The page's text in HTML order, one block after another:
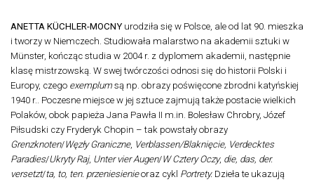
ANETTA KÜCHLER-MOCNY urodziła się w Polsce, ale od lat 90. mieszka
i tworzy w Niemczech. Studiowała malarstwo na akademii sztuki w
Münster, kończąc studia w 2004 r. z dyplomem akademii, następnie
klasę mistrzowską. W swej twórczości odnosi się do historii Polski i
Europy, czego exemplumsą np. obrazy poświęcone zbrodni katyńskiej
1940 r.. Poczesne miejsce w jej sztuce zajmują także postacie wielkich
Polaków, obok papieża Jana Pawła II m.in. Bolesław Chrobry, Józef
Piłsudski czy Fryderyk Chopin – tak powstały obrazy
Grenzknoten/Węzły Graniczne, Verblassen/Blaknięcie, Verdecktes
Paradies/Ukryty Raj, Unter vier Augen/W Cztery Oczy, die, das, der.
versetzt/ta, to, ten. przeniesienieoraz cykl Portrety. Dzieła te ukazują